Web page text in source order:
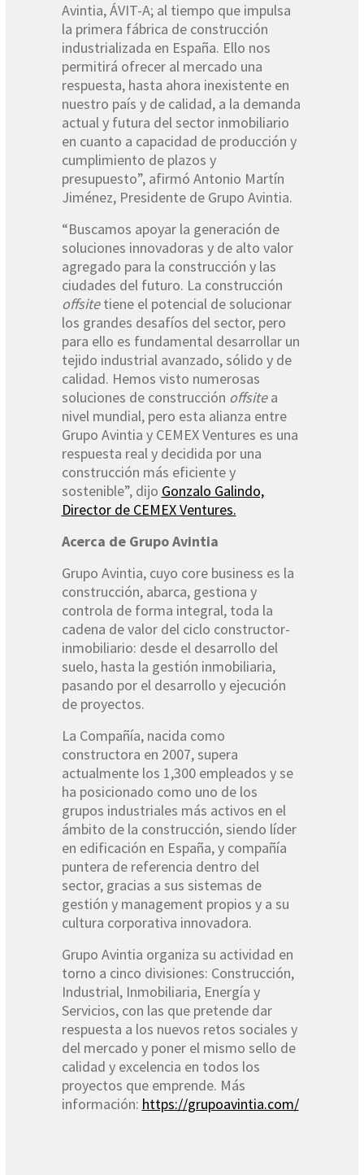
Avintia, ÁVIT-A; al tiempo que impulsa
la primera fábrica de construcción
industrializada en España. Ello nos
permitirá ofrecer al mercado una
respuesta, hasta ahora inexistente en
nuestro país y de calidad, a la demanda
actual y futura del sector inmobiliario
en cuanto a capacidad de producción y
cumplimiento de plazos y
presupuesto”, afirmó Antonio Martín
Jiménez, Presidente de Grupo Avintia.
“Buscamos apoyar la generación de
soluciones innovadoras y de alto valor
agregado para la construcción y las
ciudades del futuro. La construcción
offsitetiene el potencial de solucionar
los grandes desafíos del sector, pero
para ello es fundamental desarrollar un
tejido industrial avanzado, sólido y de
calidad. Hemos visto numerosas
soluciones de construcción offsitea
nivel mundial, pero esta alianza entre
Grupo Avintia y CEMEX Ventures es una
respuesta real y decidida por una
construcción más eficiente y
sostenible”, dijo Gonzalo Galindo,
Director de CEMEX Ventures.
Acerca de Grupo Avintia
Grupo Avintia, cuyo core business es la
construcción, abarca, gestiona y
controla de forma integral, toda la
cadena de valor del ciclo constructor-
inmobiliario: desde el desarrollo del
suelo, hasta la gestión inmobiliaria,
pasando por el desarrollo y ejecución
de proyectos.
La Compañía, nacida como
constructora en 2007, supera
actualmente los 1,300 empleados y se
ha posicionado como uno de los
grupos industriales más activos en el
ámbito de la construcción, siendo líder
en edificación en España, y compañía
puntera de referencia dentro del
sector, gracias a sus sistemas de
gestión y management propios y a su
cultura corporativa innovadora.
Grupo Avintia organiza su actividad en
torno a cinco divisiones: Construcción,
Industrial, Inmobiliaria, Energía y
Servicios, con las que pretende dar
respuesta a los nuevos retos sociales y
del mercado y poner el mismo sello de
calidad y excelencia en todos los
proyectos que emprende. Más
información: https://grupoavintia.com/